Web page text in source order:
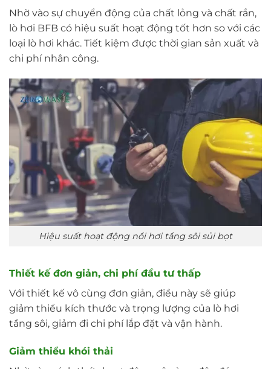
Nhờ vào sự chuyển động của chất lỏng và chất rắn,
lò hơi BFB có hiệu suất hoạt động tốt hơn so với các
loại lò hơi khác. Tiết kiệm được thời gian sản xuất và
chi phí nhân công.
Hiệu suất hoạt động nồi hơi tầng sôi sủi bọt
Thiết kế đơn giản, chi phí đầu tư thấp
Với thiết kế vô cùng đơn giản, điều này sẽ giúp
giảm thiểu kích thước và trọng lượng của lò hơi
tầng sôi, giảm đi chi phí lắp đặt và vận hành.
Giảm thiểu khói thải